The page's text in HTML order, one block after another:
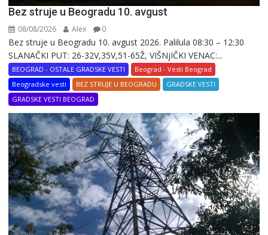
Bez struje u Beogradu 10. avgust
08/08/2026 Alex 0
Bez struje u Beogradu 10. avgust 2026. Palilula 08:30 – 12:30
SLANAČKI PUT: 26-32V,35V,51-65Ž, VIŠNjIČKI VENAC:...
BEOGRAD - OSTALE GRADSKE VESTI
Beograd - Vesti Beograd
Beogradske vesti
BEZ STRUJE U BEOGRADU
GRADSKE VESTI
GRADSKE VESTI BEOGRAD